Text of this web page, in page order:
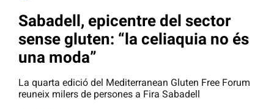
Sabadell, epicentre del sector
sense gluten: “la celiaquia no és
una moda”
La quarta edició del Mediterranean Gluten Free Forum
reuneix milers de persones a Fira Sabadell